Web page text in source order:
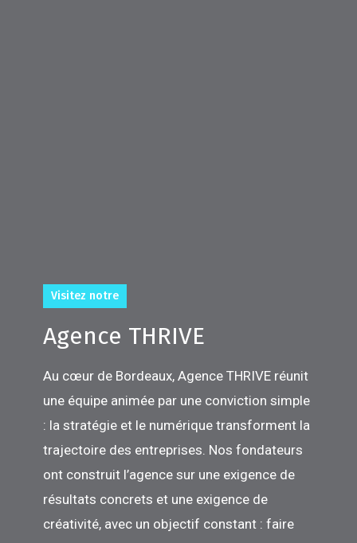
Visitez notre
Agence THRIVE
Au cœur de Bordeaux, Agence THRIVE réunit
une équipe animée par une conviction simple
: la stratégie et le numérique transforment la
trajectoire des entreprises. Nos fondateurs
ont construit l’agence sur une exigence de
résultats concrets et une exigence de
créativité, avec un objectif constant : faire